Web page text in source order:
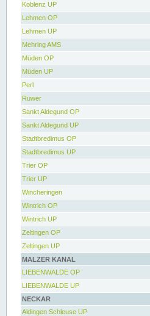
Koblenz UP
Lehmen OP
Lehmen UP
Mehring AMS
Müden OP
Müden UP
Perl
Ruwer
Sankt Aldegund OP
Sankt Aldegund UP
Stadtbredimus OP
Stadtbredimus UP
Trier OP
Trier UP
Wincheringen
Wintrich OP
Wintrich UP
Zeltingen OP
Zeltingen UP
MALZER KANAL
LIEBENWALDE OP
LIEBENWALDE UP
NECKAR
Aldingen Schleuse UP